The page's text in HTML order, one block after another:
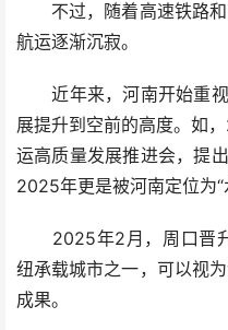
不过，随着高速铁路和
航运逐渐沉寂。
近年来，河南开始重视
展提升到空前的高度。如
运高质量发展推进会，提
2025年更是被河南定位为“
2025年2月，周口晋升
纽承载城市之一，可以视
成果。